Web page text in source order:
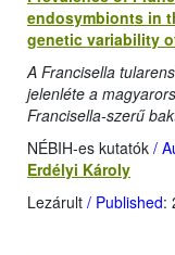
endosymbionts in
genetic variability
A Francisella
jelenléte a
Francisella-szerű
NÉBIH-es kutatók /
Erdélyi Károly
Lezárult / Published: